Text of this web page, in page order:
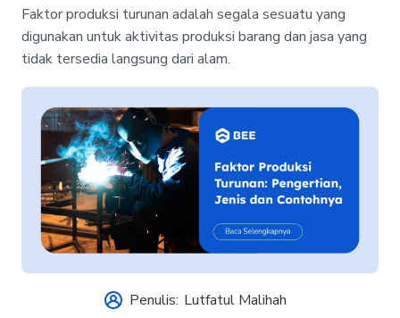
Faktor produksi turunan adalah segala sesuatu yang
digunakan untuk aktivitas produksi barang dan jasa yang
tidak tersedia langsung dari alam.
Penulis: Lutfatul Malihah